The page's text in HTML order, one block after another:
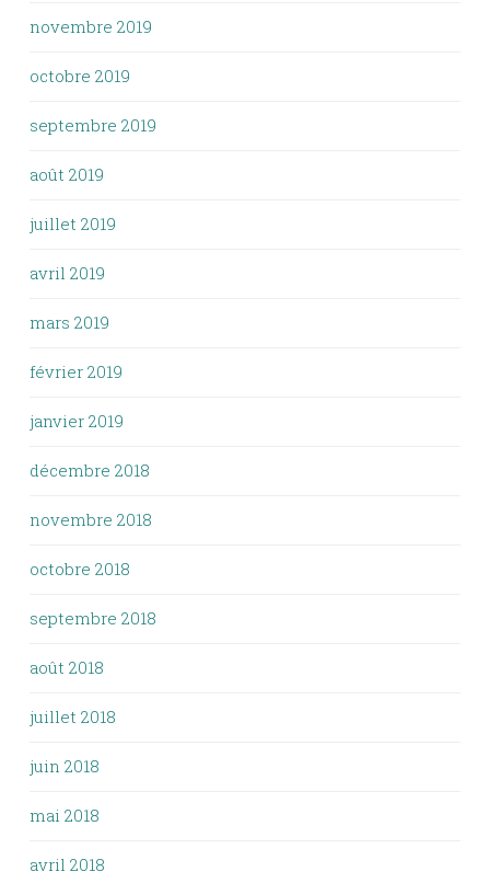
novembre 2019
octobre 2019
septembre 2019
août 2019
juillet 2019
avril 2019
mars 2019
février 2019
janvier 2019
décembre 2018
novembre 2018
octobre 2018
septembre 2018
août 2018
juillet 2018
juin 2018
mai 2018
avril 2018